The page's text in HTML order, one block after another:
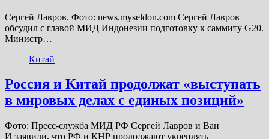
Сергей Лавров. Фото: news.myseldon.com Сергей Лавров
обсудил с главой МИД Индонезии подготовку к саммиту G20.
Министр…
Китай
Россия и Китай продолжат «выступать
в мировых делах с единых позиций»
Фото: Пресс-служба МИД РФ Сергей Лавров и Ван
И заявили, что РФ и КНР продолжают укреплять